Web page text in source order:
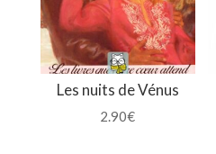
Les nuits de Vénus
2.90€